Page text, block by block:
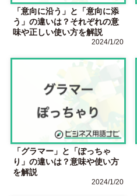
「意向に沿う」と「意向に添
う」の違いは？それぞれの意
味や正しい使い方を解説
2024/1/20
「グラマー」と「ぽっちゃ
り」の違いは？意味や使い方
を解説
2024/1/20